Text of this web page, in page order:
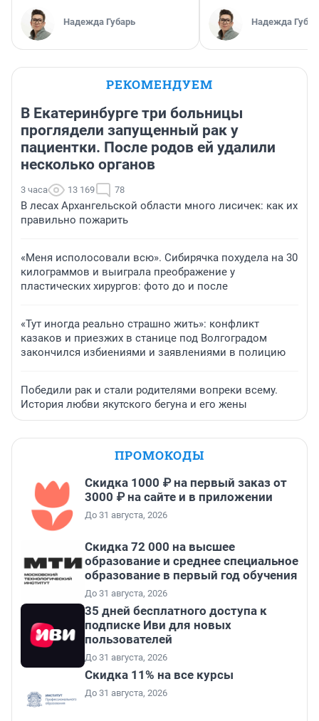
Надежда Губарь Надежда
РЕКОМЕНДУЕМ
В Екатеринбурге три больницы
проглядели запущенный рак у
пациентки. После родов ей удалили
несколько органов
3 часа 13 169 78
В лесах Архангельской области много лисичек: как их
правильно пожарить
«Меня исполосовали всю». Сибирячка похудела на 30
килограммов и выиграла преображение у
пластических хирургов: фото до и после
«Тут иногда реально страшно жить»: конфликт
казаков и приезжих в станице под Волгоградом
закончился избиениями и заявлениями в полицию
Победили рак и стали родителями вопреки всему.
История любви якутского бегуна и его жены
ПРОМОКОДЫ
Скидка 1000 ₽ на первый заказ от
3000 ₽ на сайте и в приложении
До 31 августа, 2026
Скидка 72 000 на высшее
образование и среднее специальное
образование в первый год обучения
До 31 августа, 2026
35 дней бесплатного доступа к
подписке Иви для новых
пользователей
До 31 августа, 2026
Скидка 11% на все курсы
До 31 августа, 2026